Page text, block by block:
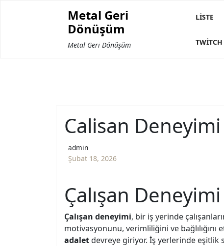
Metal Geri
Dönüşüm
Metal Geri Dönüşüm
LISTE
TWITCH
Calisan
admin
Şubat 18, 2026
Çalışan
Çalışan deneyimi, bir iş yerinde
motivasyonunu, verimliliğini ve
adaletdevreye giriyor. İş yerlerinde eşitlik